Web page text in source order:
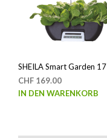
SHEILA Smart Garden 17
CHF 169.00
IN DEN WARENKORB